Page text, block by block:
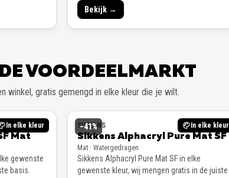
Bekijk →
VOORDEELMARKT
winkel, gratis gemengd in elke kleur die je wilt.
In elke kleur
Mat
gewenste
basis.
−41% In elke kleur
SIKKENS
Sikkens Alphacryl Pure Mat SF
Mat · Watergedragen
Sikkens Alphacryl Pure Mat SF in elke
gewenste kleur, wij mengen gratis in de juiste